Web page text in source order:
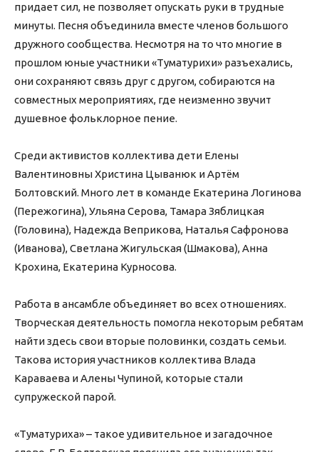
придает сил, не позволяет опускать руки в трудные
минуты. Песня объединила вместе членов большого
дружного сообщества. Несмотря на то что многие в
прошлом юные участники «Туматурихи» разъехались,
они сохраняют связь друг с другом, собираются на
совместных мероприятиях, где неизменно звучит
душевное фольклорное пение.
Среди активистов коллектива дети Елены
Валентиновны Христина Цыванюк и Артём
Болтовский. Много лет в команде Екатерина Логинова
(Пережогина), Ульяна Серова, Тамара Зяблицкая
(Головина), Надежда Веприкова, Наталья Сафронова
(Иванова), Светлана Жигульская (Шмакова), Анна
Крохина, Екатерина Курносова.
Работа в ансамбле объединяет во всех отношениях.
Творческая деятельность помогла некоторым ребятам
найти здесь свои вторые половинки, создать семьи.
Такова история участников коллектива Влада
Караваева и Алены Чупиной, которые стали
супружеской парой.
«Туматуриха» – такое удивительное и загадочное